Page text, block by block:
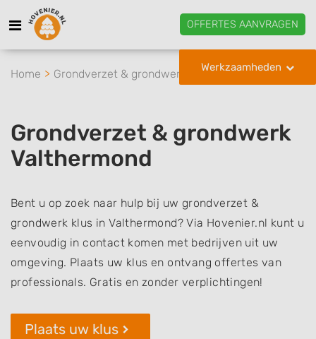
OFFERTES AANVRAGEN
Werkzaamheden
Home Grondverzet & grondwerk Valthermond
Grondverzet & grondwerk
Valthermond
Bent u op zoek naar hulp bij uw grondverzet &
grondwerk klus in Valthermond? Via Hovenier.nl kunt u
eenvoudig in contact komen met bedrijven uit uw
omgeving. Plaats uw klus en ontvang offertes van
professionals. Gratis en zonder verplichtingen!
Plaats uw klus